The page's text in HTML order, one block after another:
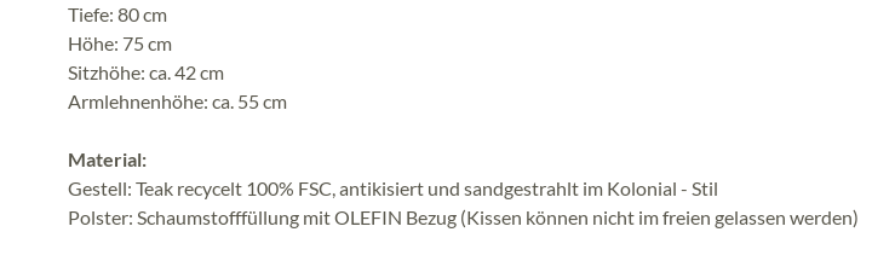
Tiefe: 80 cm
Höhe: 75 cm
Sitzhöhe: ca. 42 cm
Armlehnenhöhe: ca. 55 cm
Material:
Gestell: Teak recycelt 100% FSC, antikisiert und sandgestrahlt im Kolonial - Stil
Polster: Schaumstofffüllung mit OLEFIN Bezug (Kissen können nicht im freien gelassen werden)